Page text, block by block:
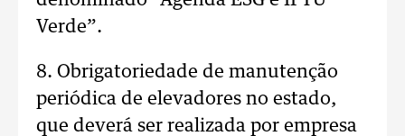
Verde”.
8. Obrigatoriedade de manutenção
periódica de elevadores no estado,
que deverá ser realizada por empresa